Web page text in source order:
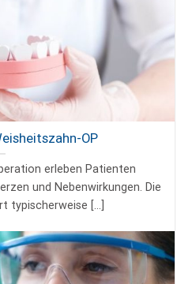
OP
erleben Patienten
und Nebenwirkungen. Die
typischerweise [...]